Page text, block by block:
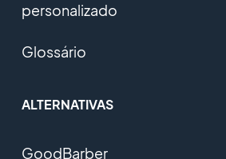
personalizado
Glossário
ALTERNATIVAS
GoodBarber